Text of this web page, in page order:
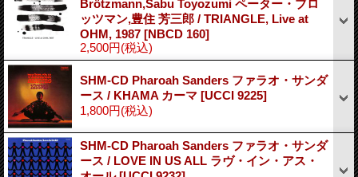
Brötzmann,Sabu Toyozumi ペーター・ブロ
ッツマン,豊住 芳三郎 / TRIANGLE, Live at
OHM, 1987 [NBCD 160]
2,500円(税込)
SHM-CD Pharoah Sanders ファラオ・サンダ
ース / KHAMA カーマ [UCCI 9225]
1,800円(税込)
SHM-CD Pharoah Sanders ファラオ・サンダ
ース / LOVE IN US ALL ラヴ・イン・アス・